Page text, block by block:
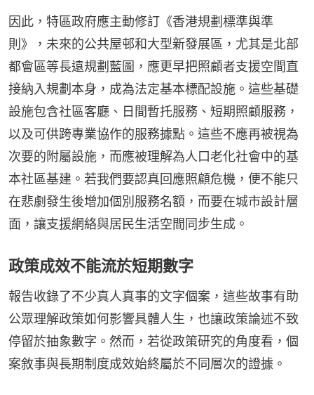
因此，特區政府應主動修訂《香港規劃標準與準
則》，未來的公共屋邨和大型新發展區，尤其是北部
都會區等長遠規劃藍圖，應更早把照顧者支援空間直
接納入規劃本身，成為法定基本標配設施。這些基礎
設施包含社區客廳、日間暫托服務、短期照顧服務，
以及可供跨專業協作的服務據點。這些不應再被視為
次要的附屬設施，而應被理解為人口老化社會中的基
本社區基建。若我們要認真回應照顧危機，便不能只
在悲劇發生後增加個別服務名額，而要在城市設計層
面，讓支援網絡與居民生活空間同步生成。
政策成效不能流於短期數字
報告收錄了不少真人真事的文字個案，這些故事有助
公眾理解政策如何影響具體人生，也讓政策論述不致
停留於抽象數字。然而，若從政策研究的角度看，個
案敘事與長期制度成效始終屬於不同層次的證據。